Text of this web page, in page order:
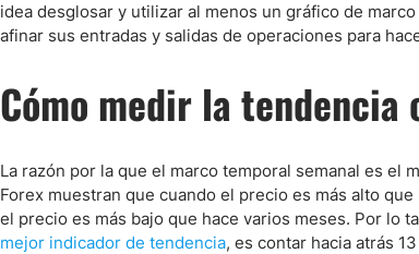
idea desglosar y utilizar al menos un gráfico de
afinar sus entradas y salidas de operaciones para
Cómo medir la tendencia
La razón por la que el marco temporal semanal es el
Forex muestran que cuando el precio es más alto
el precio es más bajo que hace varios meses. Por lo
mejor indicador de tendencia, es contar hacia atrás